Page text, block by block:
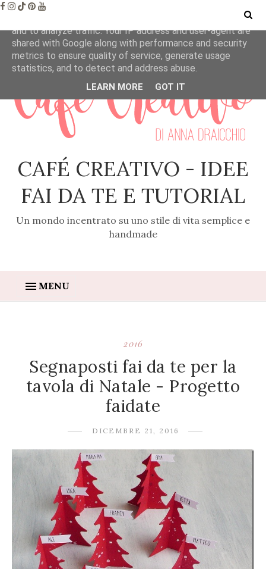
CAFÉ CREATIVO - IDEE
FAI DA TE E TUTORIAL
Un mondo incentrato su uno stile di vita semplice e
handmade
MENU
2016
Segnaposti fai da te per la
tavola di Natale - Progetto
faidate
DICEMBRE 21, 2016
This site uses cookies from Google to deliver its services
and to analyze traffic. Your IP address and user-agent are
shared with Google along with performance and security
metrics to ensure quality of service, generate usage
statistics, and to detect and address abuse.
LEARN MORE GOT IT